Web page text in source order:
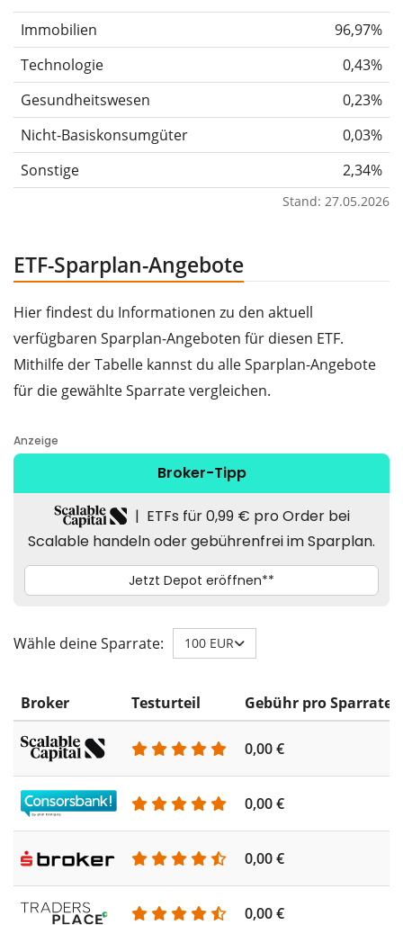
Immobilien
96,97%
Technologie
0,43%
Gesundheitswesen
0,23%
Nicht-Basiskonsumgüter
0,03%
Sonstige
2,34%
Stand: 27.05.2026
ETF-Sparplan-Angebote
Hier findest du Informationen zu den aktuell
verfügbaren Sparplan-Angeboten für diesen ETF.
Mithilfe der Tabelle kannst du alle Sparplan-Angebote
für die gewählte Sparrate vergleichen.
Wähle deine Sparrate: 100 EUR
Broker Testurteil Gebühr pro Sparrate
0,00 €
0,00 €
0,00 €
0,00 €